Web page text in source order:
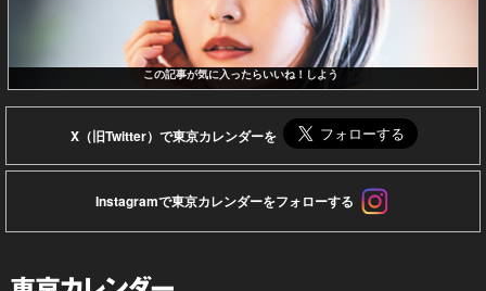
この記事が気に入ったらいいね！しよう
X（旧Twitter）で東京カレンダーを
Instagramで東京カレンダーをフォローする